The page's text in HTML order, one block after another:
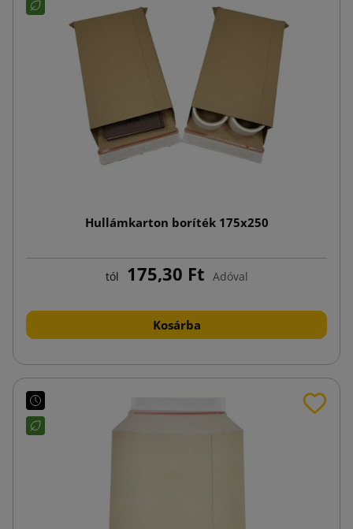
Hullámkarton boríték 175x250
tól 175,30 Ft Adóval
Kosárba